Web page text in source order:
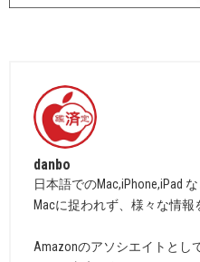
danbo
日本語でのMac,iPhone,iPad
Macに捉われず、様々な情報
Amazonのアソシエイトとし